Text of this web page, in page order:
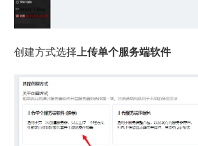
创建方式选择上传单个服务端软件